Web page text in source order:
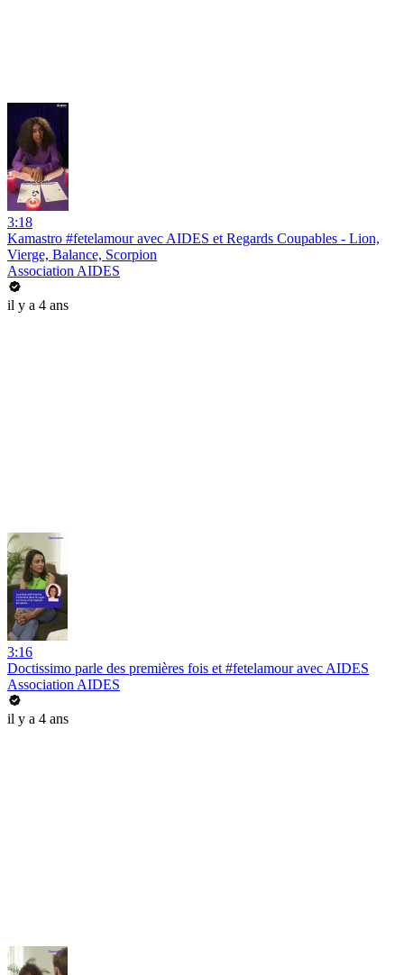
3:18
Kamastro #fetelamour avec AIDES et Regards Coupables - Lion,
Vierge, Balance, Scorpion
Association AIDES
il y a 4 ans
3:16
Doctissimo parle des premières fois et #fetelamour avec AIDES
Association AIDES
il y a 4 ans